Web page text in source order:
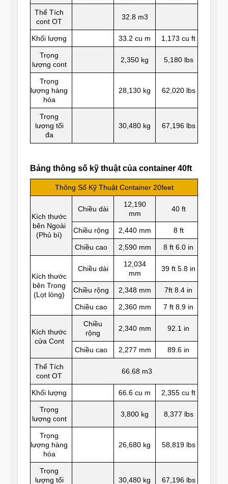
Thể Tích
cont OT
32.8 m3
Khối lượng 33.2 cu m 1,173 cu ft
Trọng
lượng cont
2,350 kg 5,180 lbs
Trọng
lượng hàng
hóa
28,130 kg 62,020 lbs
Trọng
lượng tối
đa
30,480 kg 67,196 lbs
Bảng thông số kỹ thuật của container 40ft
Thông Số Kỹ Thuật Container 20feet
Kích thước
bên Ngoài
(Phủ bì)
Chiều dài
12,190
mm
40 ft
Chiều rộng 2,440 mm 8 ft
Chiều cao 2,590 mm 8 ft 6.0 in
Kích thước
bên Trong
(Lọt lòng)
Chiều dài
12,034
mm
39 ft 5.8 in
Chiều rộng 2,348 mm 7ft 8.4 in
Chiều cao 2,360 mm 7 ft 8.9 in
Kích thước
cửa Cont
Chiều
rộng
2,340 mm 92.1 in
Chiều cao 2,277 mm 89.6 in
Thể Tích
cont OT
66.68 m3
Khối lượng 66.6 cu m 2,355 cu ft
Trọng
lượng cont
3,800 kg 8,377 lbs
Trọng
lượng hàng
hóa
26,680 kg 58,819 lbs
Trọng
lượng tối
30,480 kg 67,196 lbs